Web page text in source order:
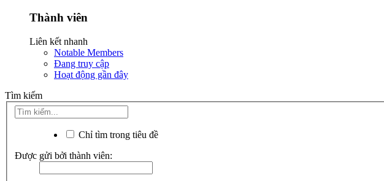
Thành viên
Liên kết nhanh
Notable Members
Đang truy cập
Hoạt động gần đây
Tìm kiếm
Chỉ tìm trong tiêu đề
Được gửi bởi thành viên: